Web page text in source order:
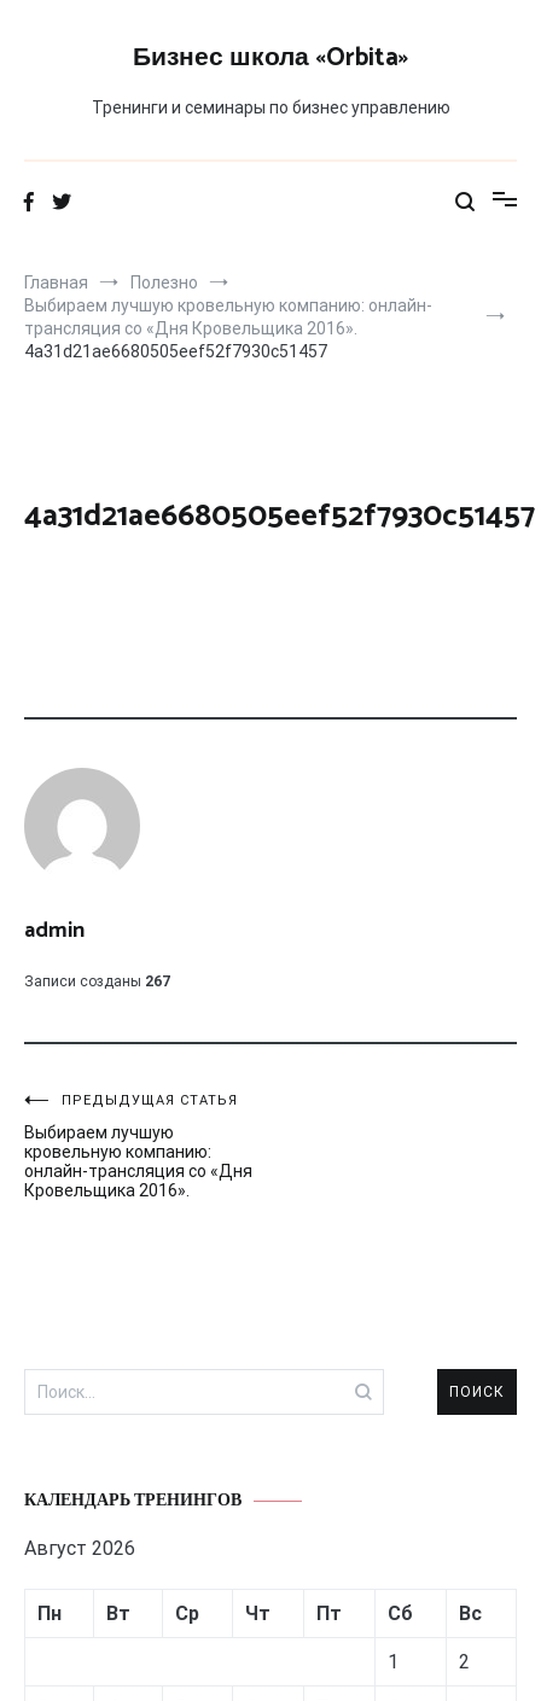
Бизнес школа «Orbita»
Тренинги и семинары по бизнес управлению
Главная
Полезно
Выбираем лучшую кровельную компанию: онлайн-
трансляция со «Дня Кровельщика 2016».
4a31d21ae6680505eef52f7930c51457
4a31d21ae6680505eef52f7930c51457
admin
Записи созданы 267
Навигация
по
записям
ПРЕДЫДУЩАЯ СТАТЬЯ
Выбираем лучшую
кровельную компанию:
онлайн-трансляция со «Дня
Кровельщика 2016».
Найти:
КАЛЕНДАРЬ ТРЕНИНГОВ
Август 2026
Пн Вт Ср Чт Пт Сб Вс
1 2